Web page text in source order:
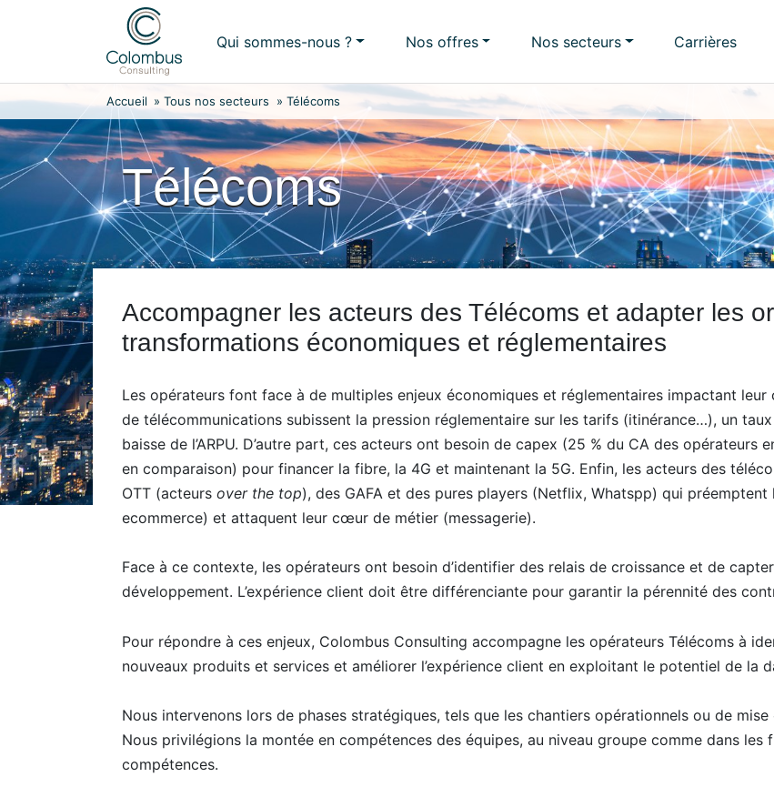
Qui sommes-nous ? Nos offres Nos secteurs Carrières
Accueil »Tous nos secteurs » Télécoms
Télécoms
Accompagner les acteurs des Télécoms et adapter les
transformations économiques et réglementaires
Les opérateurs font face à de multiples enjeux économiques et réglementaires impactant
de télécommunications subissent la pression réglementaire sur les tarifs (itinérance…), un
baisse de l’ARPU. D’autre part, ces acteurs ont besoin de capex (25 % du CA des opérateurs
en comparaison) pour financer la fibre, la 4G et maintenant la 5G. Enfin, les acteurs des
OTT (acteurs over the top), des GAFA et des pures players (Netflix, Whatspp) qui
ecommerce) et attaquent leur cœur de métier (messagerie).
Face à ce contexte, les opérateurs ont besoin d’identifier des relais de croissance et de
développement. L’expérience client doit être différenciante pour garantir la pérennité des
Pour répondre à ces enjeux, Colombus Consulting accompagne les opérateurs Télécoms à
nouveaux produits et services et améliorer l’expérience client en exploitant le potentiel de la
Nous intervenons lors de phases stratégiques, tels que les chantiers opérationnels ou de
Nous privilégions la montée en compétences des équipes, au niveau groupe comme dans
compétences.